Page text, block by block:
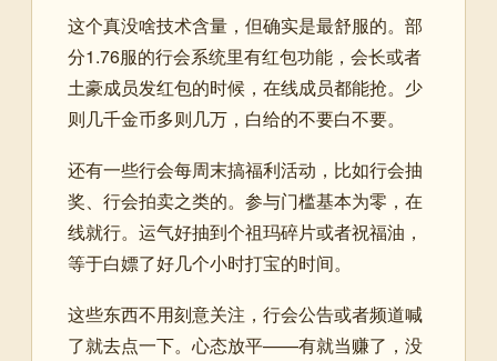
这个真没啥技术含量，但确实是最舒服的。部
分1.76服的行会系统里有红包功能，会长或者
土豪成员发红包的时候，在线成员都能抢。少
则几千金币多则几万，白给的不要白不要。
还有一些行会每周末搞福利活动，比如行会抽
奖、行会拍卖之类的。参与门槛基本为零，在
线就行。运气好抽到个祖玛碎片或者祝福油，
等于白嫖了好几个小时打宝的时间。
这些东西不用刻意关注，行会公告或者频道喊
了就去点一下。心态放平——有就当赚了，没